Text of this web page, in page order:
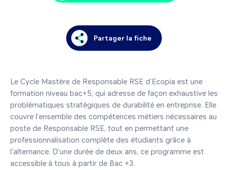
Partager la fiche
Le Cycle Mastère de Responsable RSE d’Ecopia est une
formation niveau bac+5, qui adresse de façon exhaustive les
problématiques stratégiques de durabilité en entreprise. Elle
couvre l’ensemble des compétences métiers nécessaires au
poste de Responsable RSE, tout en permettant une
professionnalisation complète des étudiants grâce à
l’alternance. D’une durée de deux ans, ce programme est
accessible à tous à partir de Bac +3.